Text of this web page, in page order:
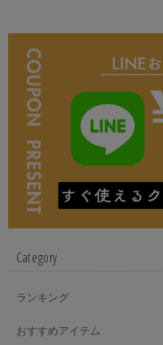
Category
ランキング
おすすめアイテム